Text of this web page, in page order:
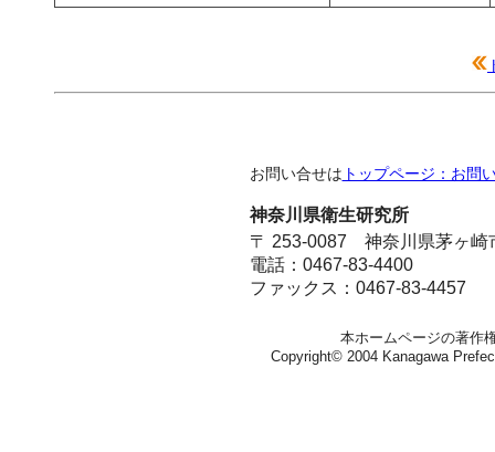
お問い合せは トップページ：お問
神奈川県衛生研究所
〒 253-0087 神奈川県茅ヶ崎
電話：0467-83-4400
ファックス：0467-83-4457
本ホームページの著作
Copyright© 2004 Kanagawa